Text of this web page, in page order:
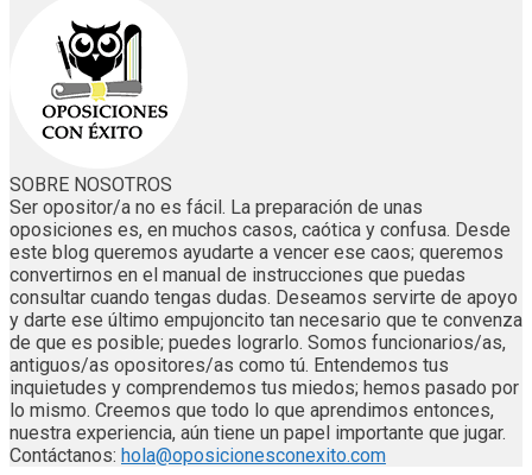
SOBRE NOSOTROS
Ser opositor/a no es fácil. La preparación de unas
oposiciones es, en muchos casos, caótica y confusa. Desde
este blog queremos ayudarte a vencer ese caos; queremos
convertirnos en el manual de instrucciones que puedas
consultar cuando tengas dudas. Deseamos servirte de apoyo
y darte ese último empujoncito tan necesario que te convenza
de que es posible; puedes lograrlo. Somos funcionarios/as,
antiguos/as opositores/as como tú. Entendemos tus
inquietudes y comprendemos tus miedos; hemos pasado por
lo mismo. Creemos que todo lo que aprendimos entonces,
nuestra experiencia, aún tiene un papel importante que jugar.
Contáctanos: hola@oposicionesconexito.com